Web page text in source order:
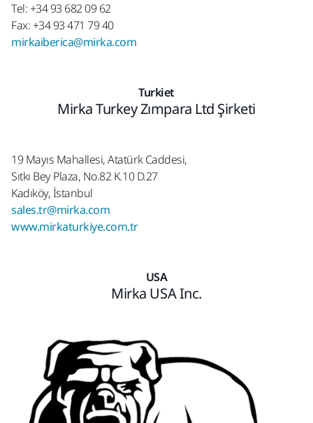
Tel: +34 93 682 09 62
Fax: +34 93 471 79 40
mirkaiberica@mirka.com
Turkiet
Mirka Turkey Zımpara Ltd Şirketi
19 Mayıs Mahallesi, Atatürk Caddesi,
Sıtkı Bey Plaza, No.82 K.10 D.27
Kadıköy, İstanbul
sales.tr@mirka.com
www.mirkaturkiye.com.tr
USA
Mirka USA Inc.